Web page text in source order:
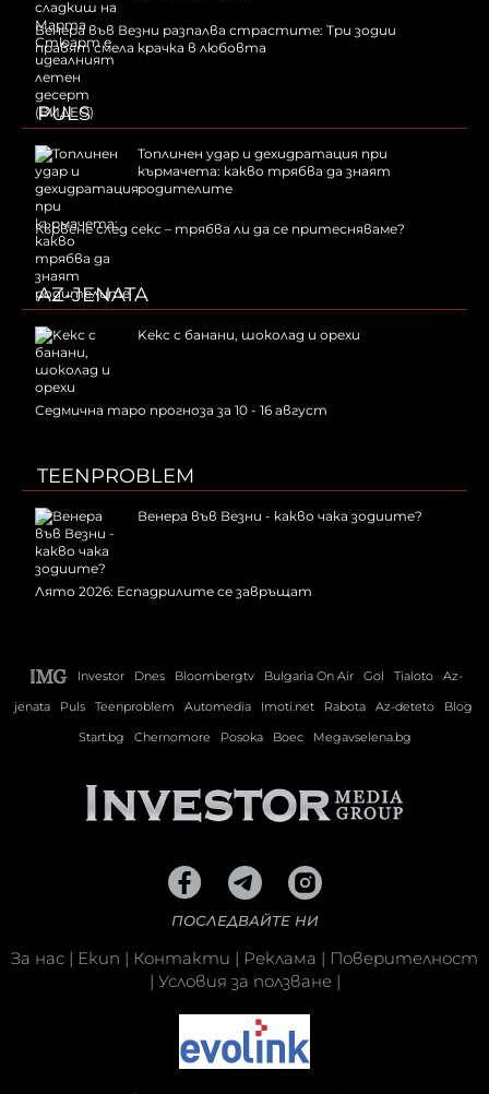
Венера във Везни разпалва страстите: Три зодии
правят смела крачка в любовта
PULS
Топлинен удар и дехидратация при
кърмачета: какво трябва да знаят
родителите
Кървене след секс – трябва ли да се притесняваме?
AZ-JENATA
Kекс с банани, шоколад и орехи
Седмична таро прогноза за 10 - 16 август
TEENPROBLEM
Венера във Везни - какво чака зодиите?
Лято 2026: Еспадрилите се завръщат
Investor Dnes Bloombergtv Bulgaria On Air Gol Tialoto
Az-
jenata
Puls Teenproblem Automedia Imoti.net Rabota Az-deteto
Blog
Start.bg
Chernomore Posoka Boec Megavselena.bg
ПОСЛЕДВАЙТЕ НИ
За нас | Екип | Контакти | Реклама | Поверителност
| Условия за ползване|